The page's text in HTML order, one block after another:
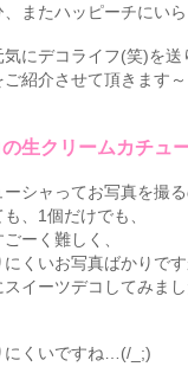
またハッピーチにい
にデコライフ(笑)を送
ご紹介させて頂きます
生クリームカチュ
シャってお写真を撮
、1個だけでも、
ーく難しく、
にくいお写真ばかりで
イーツデコしてみま
にくいですね…(/_;)